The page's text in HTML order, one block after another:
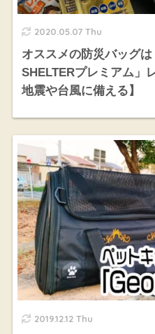
2020.05.07 Thu
オススメの防災バッグ
SHELTERプレミアム」
地震や台風に備える】
2019.12.12 Thu